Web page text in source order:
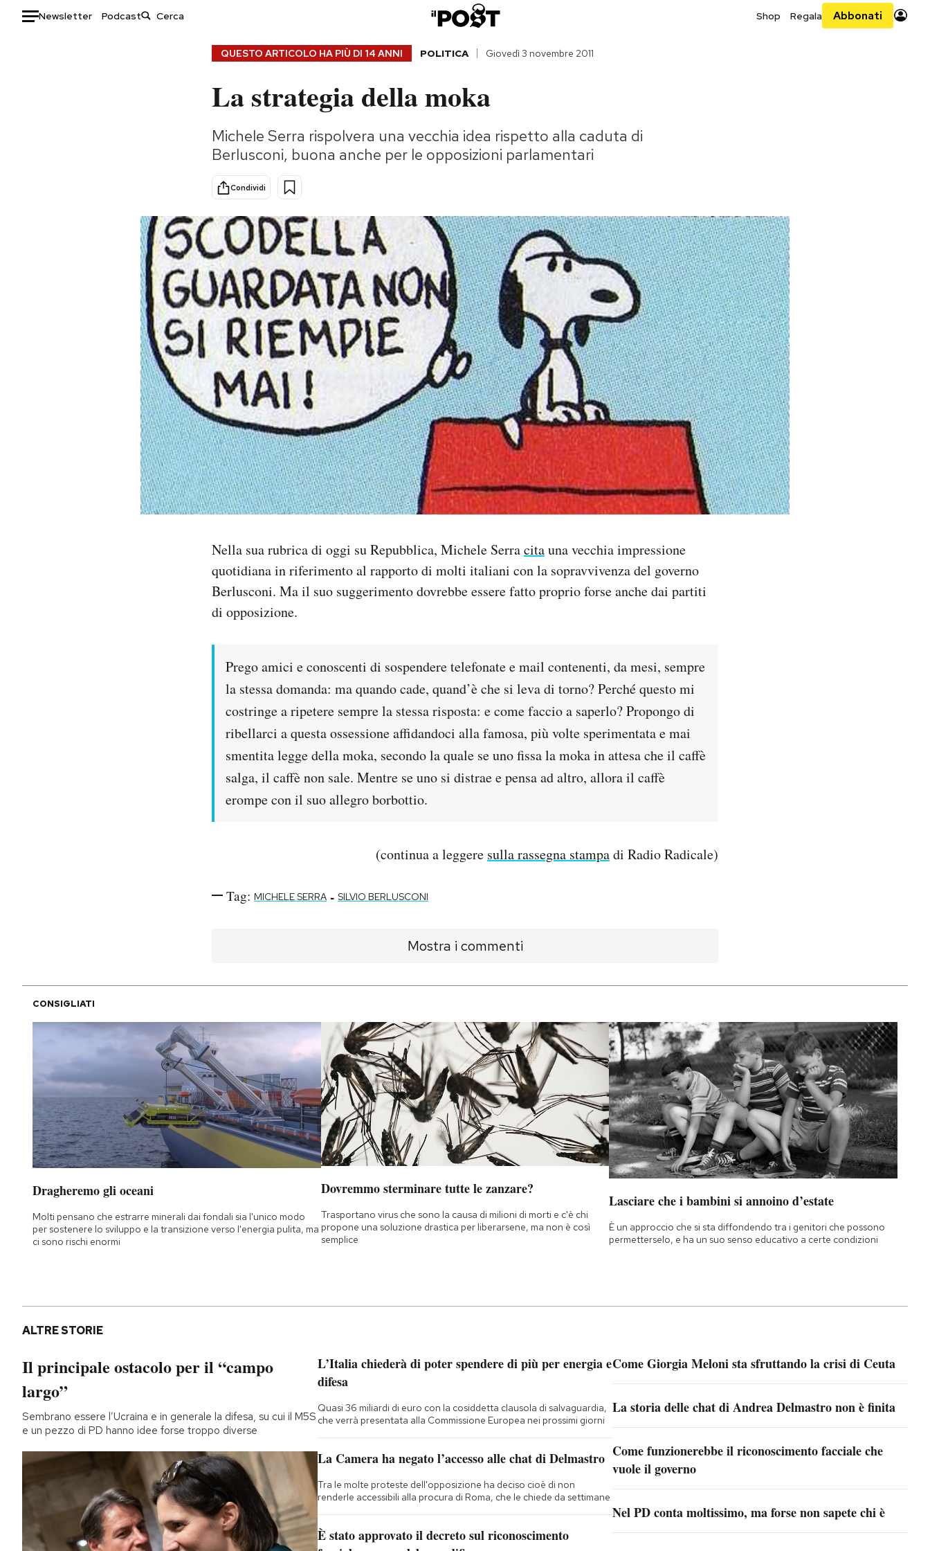
Newsletter Podcast Shop Regala Abbonati
Consumismi
Storie/Idee
Ok Boomer!
Media
Europa
Altrecose
Mondiali calcio 2026
QUESTO ARTICOLO HA PIÙ DI 14 ANNI POLITICA Giovedì 3 novembre 2011
La strategia della moka
Michele Serra rispolvera una vecchia idea rispetto alla caduta di
Berlusconi, buona anche per le opposizioni parlamentari
Condividi
Nella sua rubrica di oggi su Repubblica, Michele Serracitauna vecchia impressione
quotidiana in riferimento al rapporto di molti italiani con la sopravvivenza del governo
Berlusconi. Ma il suo suggerimento dovrebbe essere fatto proprio forse anche dai partiti
di opposizione.
Prego amici e conoscenti di sospendere telefonate e mail contenenti, da mesi, sempre
la stessa domanda: ma quando cade, quand’è che si leva di torno? Perché questo mi
costringe a ripetere sempre la stessa risposta: e come faccio a saperlo? Propongo di
ribellarci a questa ossessione affidandoci alla famosa, più volte sperimentata e mai
smentita legge della moka, secondo la quale se uno fissa la moka in attesa che il caffè
salga, il caffè non sale. Mentre se uno si distrae e pensa ad altro, allora il caffè
erompe con il suo allegro borbottio.
(continua a leggere sulla rassegna stampadi Radio Radicale)
Tag: MICHELE SERRA - SILVIO BERLUSCONI
Mostra i commenti
CONSIGLIATI
Dragheremo gli oceani
Molti pensano che estrarre minerali dai fondali sia l'unico modo
per sostenere lo sviluppo e la transizione verso l'energia pulita, ma
ci sono rischi enormi
Dovremmo sterminare tutte le zanzare?
Trasportano virus che sono la causa di milioni di morti e c'è chi
propone una soluzione drastica per liberarsene, ma non è così
semplice
Lasciare che i bambini si annoino d’estate
È un approccio che si sta diffondendo tra i genitori che possono
permetterselo, e ha un suo senso educativo a certe condizioni
ALTRE STORIE
Il principale ostacolo per il “campo
largo”
Sembrano essere l’Ucraina e in generale la difesa, su cui il M5S
e un pezzo di PD hanno idee forse troppo diverse
L’Italia chiederà di poter spendere di più per energia e
difesa
Quasi 36 miliardi di euro con la cosiddetta clausola di salvaguardia,
che verrà presentata alla Commissione Europea nei prossimi giorni
La Camera ha negato l’accesso alle chat di Delmastro
Tra le molte proteste dell'opposizione ha deciso cioè di non
renderle accessibili alla procura di Roma, che le chiede da settimane
È stato approvato il decreto sul riconoscimento
Come Giorgia Meloni sta sfruttando la crisi di Ceuta
La storia delle chat di Andrea Delmastro non è finita
Come funzionerebbe il riconoscimento facciale che
vuole il governo
Nel PD conta moltissimo, ma forse non sapete chi è